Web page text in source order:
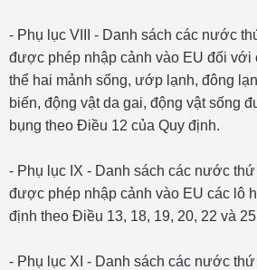
- Phụ lục VIII - Danh sách các nước
được phép nhập cảnh vào EU đối với
thể hai mảnh sống, ướp lạnh, đông
biến, động vật da gai, động vật sống
bụng theo Điều 12 của Quy định.
- Phụ lục IX - Danh sách các nước
được phép nhập cảnh vào EU các lô
định theo Điều 13, 18, 19, 20, 22 và
- Phụ lục XI - Danh sách các nước